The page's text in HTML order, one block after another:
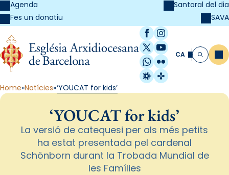
Agenda
Fes un donatiu
Santoral del dia
SAVA
Facebook
Instagram
X / Twitter
YouTube
WhatsApp
Flickr
Radio Estel
Catalunya
CA Cerca
Home Notícies ‘YOUCAT for kids’
‘YOUCAT for kids’
La versió de catequesi per als més petits
ha estat presentada pel cardenal
Schönborn durant la Trobada Mundial de
les Famílies